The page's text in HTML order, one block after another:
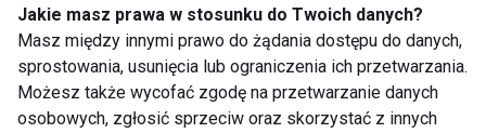
Zaburzenia erekcji
można leczyć
Niestrawność żołądka
- przyczyny, objawy,
leczenie
Jakie masz prawa w stosunku do Twoich danych?
Masz między innymi prawo do żądania dostępu do danych,
sprostowania, usunięcia lub ograniczenia ich przetwarzania.
Możesz także wycofać zgodę na przetwarzanie danych
osobowych, zgłosić sprzeciw oraz skorzystać z innych